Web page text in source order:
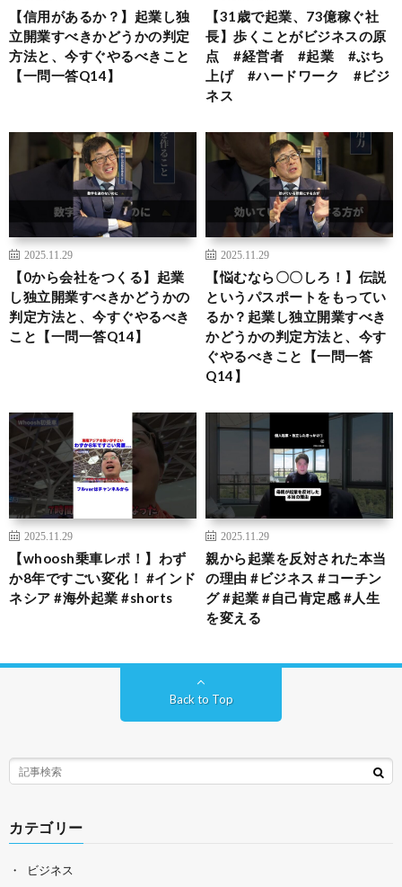
【信用があるか？】起業し独
立開業すべきかどうかの判定
方法と、今すぐやるべきこと
【一問一答Q14】
【31歳で起業、73億稼ぐ社
長】歩くことがビジネスの原
点 #経営者 #起業 #ぶち
上げ #ハードワーク #ビジ
ネス
2025.11.29
【0から会社をつくる】起業
し独立開業すべきかどうかの
判定方法と、今すぐやるべき
こと【一問一答Q14】
2025.11.29
【悩むなら〇〇しろ！】伝説
というパスポートをもってい
るか？起業し独立開業すべき
かどうかの判定方法と、今す
ぐやるべきこと【一問一答
Q14】
2025.11.29
【whoosh乗車レポ！】わず
か8年ですごい変化！ #インド
ネシア #海外起業 #shorts
2025.11.29
親から起業を反対された本当
の理由 #ビジネス #コーチン
グ #起業 #自己肯定感 #人生
を変える
Back to Top
カテゴリー
ビジネス